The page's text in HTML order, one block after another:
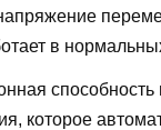
в
способность
которое